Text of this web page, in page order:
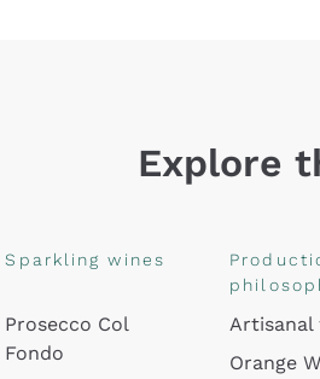
Explore
Sparkling wines
Prosecco Col
Fondo
Artisanal
Orange